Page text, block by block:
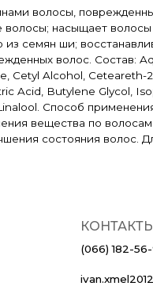
волосы,
насыщает
семян ши;
волос. Состав:
Cetyl Alcohol, Ceteareth-
Acid, Butylene Glycol,
Способ
вещества по
состояния волос.
КОНТАКТЫ
(066) 182-